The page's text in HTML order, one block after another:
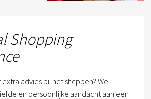
Shopping
extra advies bij het shoppen? We
en persoonlijke aandacht aan een